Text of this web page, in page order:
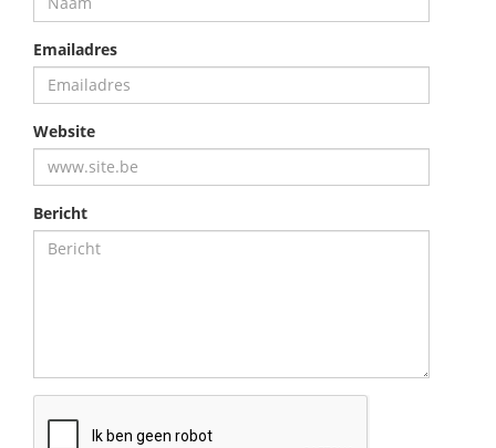
Emailadres
Website
Bericht